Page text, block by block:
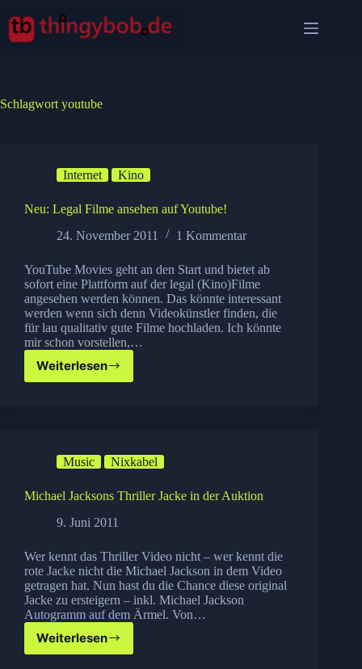
Inhalt
springen
Schlagwort youtube
Internet Kino
Neu: Legal Filme ansehen auf Youtube!
24. November 2011
1 Kommentar
YouTube Movies geht an den Start und bietet ab
sofort eine Plattform auf der legal (Kino)Filme
angesehen werden können. Das könnte interessant
werden wenn sich denn Videokünstler finden, die
für lau qualitativ gute Filme hochladen. Ich könnte
mir schon vorstellen,…
Weiterlesen
Neu:
Music Nixkabel
Michael Jacksons Thriller Jacke in der Auktion
9. Juni 2011
Wer kennt das Thriller Video nicht – wer kennt die
rote Jacke nicht die Michael Jackson in dem Video
getragen hat. Nun hast du die Chance diese original
Jacke zu ersteigern – inkl. Michael Jackson
Autogramm auf dem Ärmel. Von…
Weiterlesen
Michael
Jacksons